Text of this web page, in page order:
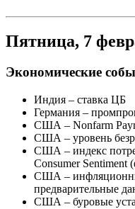
Пятница, 7
Экономические
Индия – ставка ЦБ
Германия –
США – Nonfarm
США – уровень
США – индекс
Consumer Sentiment
США –
предварительные
США – буровые